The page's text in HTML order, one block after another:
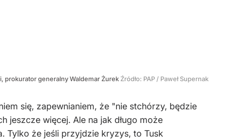
prokurator generalny Waldemar Żurek Źródło: PAP / Paweł Supernak
się, zapewnianiem, że "nie stchórzy, będzie
jeszcze więcej. Ale na jak długo może
Tylko że jeśli przyjdzie kryzys, to Tusk